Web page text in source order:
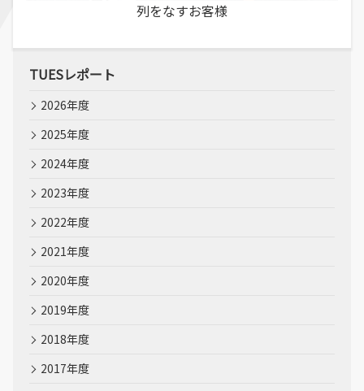
列をなすお客様
TUESレポート
2026年度
2025年度
2024年度
2023年度
2022年度
2021年度
2020年度
2019年度
2018年度
2017年度